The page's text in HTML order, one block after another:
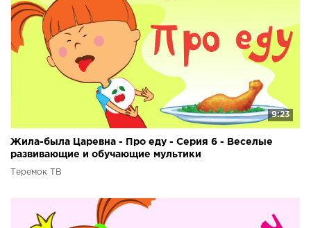
9:23
Жила-была Царевна - Про еду - Серия 6 - Веселые
развивающие и обучающие мультики
Теремок ТВ